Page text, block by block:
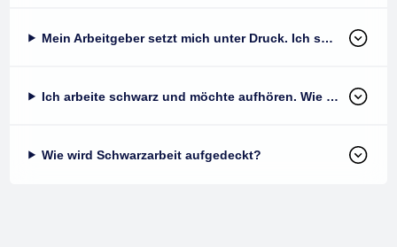
Mein Arbeitgeber setzt mich unter Druck. Ich soll schwarz arbeiten. Was kann ich tun?
Ich arbeite schwarz und möchte aufhören. Wie kann ich die Strafe mildern?
Wie wird Schwarzarbeit aufgedeckt?